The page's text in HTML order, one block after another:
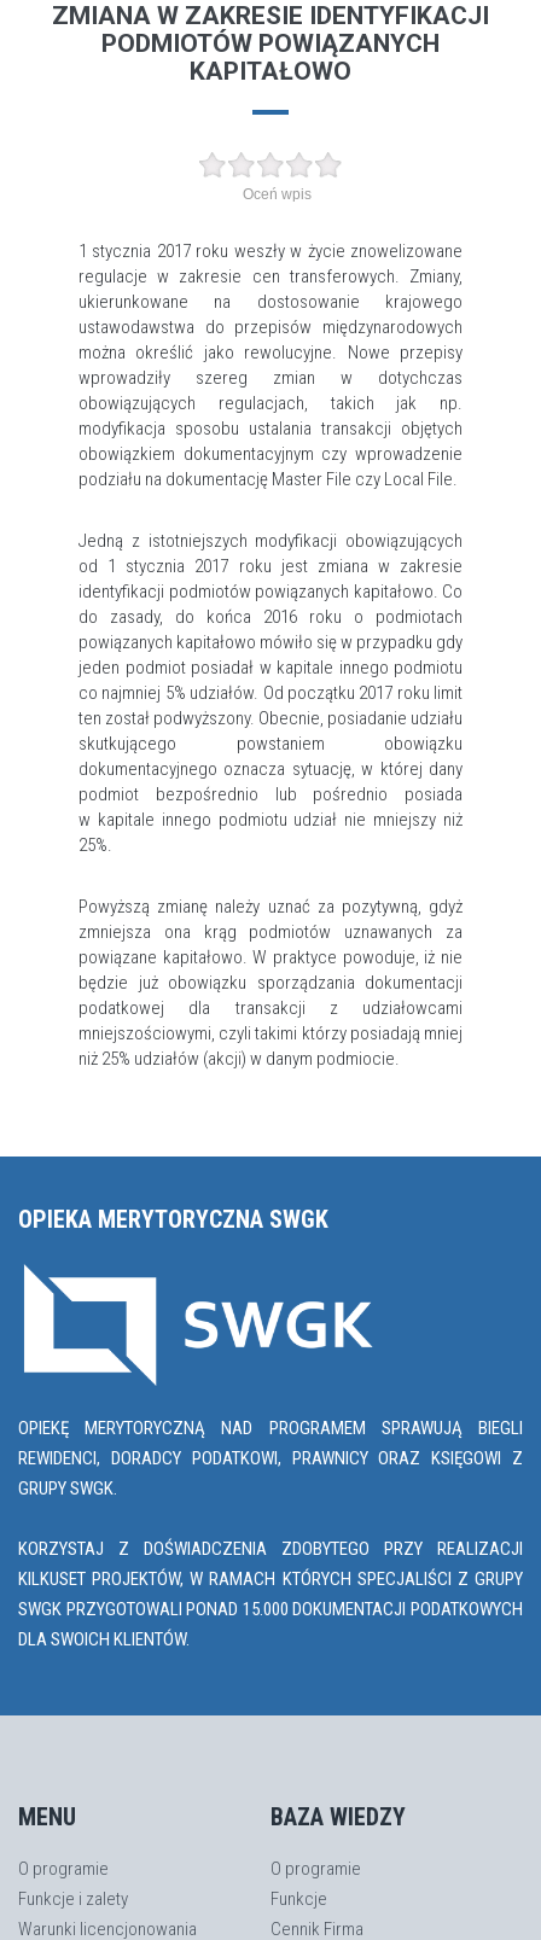
ZMIANA W ZAKRESIE IDENTYFIKACJI
PODMIOTÓW POWIĄZANYCH
KAPITAŁOWO
Oceń wpis
1 stycznia 2017 roku weszły w życie znowelizowane
regulacje w zakresie cen transferowych. Zmiany,
ukierunkowane na dostosowanie krajowego
ustawodawstwa do przepisów międzynarodowych
można określić jako rewolucyjne. Nowe przepisy
wprowadziły szereg zmian w dotychczas
obowiązujących regulacjach, takich jak np.
modyfikacja sposobu ustalania transakcji objętych
obowiązkiem dokumentacyjnym czy wprowadzenie
podziału na dokumentację Master File czy Local File.
Jedną z istotniejszych modyfikacji obowiązujących
od 1 stycznia 2017 roku jest zmiana w zakresie
identyfikacji podmiotów powiązanych kapitałowo. Co
do zasady, do końca 2016 roku o podmiotach
powiązanych kapitałowo mówiło się w przypadku gdy
jeden podmiot posiadał w kapitale innego podmiotu
co najmniej 5% udziałów. Od początku 2017 roku limit
ten został podwyższony. Obecnie, posiadanie udziału
skutkującego powstaniem obowiązku
dokumentacyjnego oznacza sytuację, w której dany
podmiot bezpośrednio lub pośrednio posiada
w kapitale innego podmiotu udział nie mniejszy niż
25%.
Powyższą zmianę należy uznać za pozytywną, gdyż
zmniejsza ona krąg podmiotów uznawanych za
powiązane kapitałowo. W praktyce powoduje, iż nie
będzie już obowiązku sporządzania dokumentacji
podatkowej dla transakcji z udziałowcami
mniejszościowymi, czyli takimi którzy posiadają mniej
niż 25% udziałów (akcji) w danym podmiocie.
OPIEKA MERYTORYCZNA SWGK
OPIEKĘ MERYTORYCZNĄ NAD PROGRAMEM SPRAWUJĄ BIEGLI
REWIDENCI, DORADCY PODATKOWI, PRAWNICY ORAZ KSIĘGOWI Z
GRUPY SWGK.
KORZYSTAJ Z DOŚWIADCZENIA ZDOBYTEGO PRZY REALIZACJI
KILKUSET PROJEKTÓW, W RAMACH KTÓRYCH SPECJALIŚCI Z GRUPY
SWGK PRZYGOTOWALI PONAD 15.000 DOKUMENTACJI PODATKOWYCH
DLA SWOICH KLIENTÓW.
MENU
O programie
Funkcje i zalety
Warunki licencjonowania
BAZA WIEDZY
O programie
Funkcje
Cennik Firma